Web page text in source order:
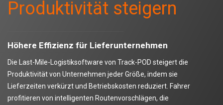
Produktivität steigern
Höhere Effizienz für Lieferunternehmen
Die Last-Mile-Logistiksoftware von Track-POD steigert die
Produktivität von Unternehmen jeder Größe, indem sie
Lieferzeiten verkürzt und Betriebskosten reduziert. Fahrer
profitieren von intelligenten Routenvorschlägen, die